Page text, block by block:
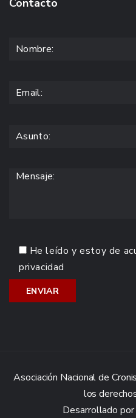
Contacto
He leído y estoy de
privacidad
Asociación Nacional de
los
Desarrollado por